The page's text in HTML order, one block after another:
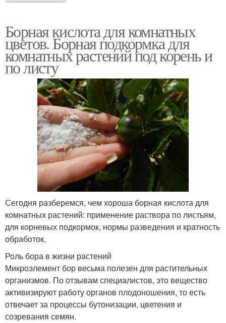
Борная кислота для комнатных
цветов. Борная подкормка для
комнатных растений под корень и
по листу
Сегодня разберемся, чем хороша борная кислота для
комнатных растений: применение раствора по листьям,
для корневых подкормок, нормы разведения и кратность
обработок.
Роль бора в жизни растений
Микроэлемент бор весьма полезен для растительных
организмов. По отзывам специалистов, это вещество
активизируют работу органов плодоношения, то есть
отвечает за процессы бутонизации, цветения и
созревания семян.